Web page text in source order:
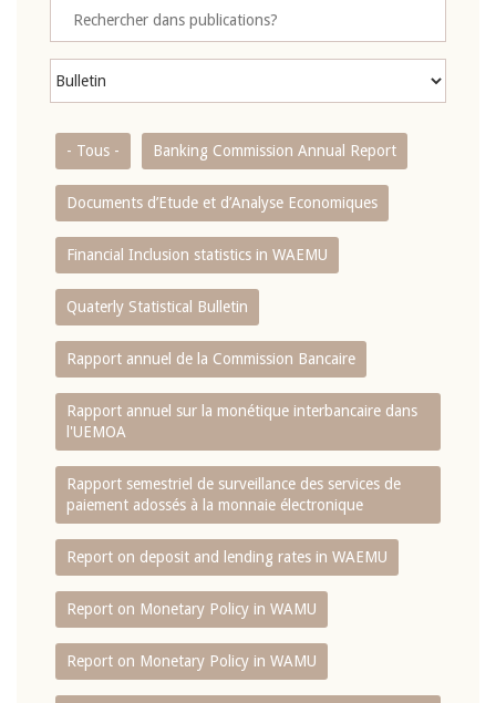
- Tous - Banking Commission Annual Report
Documents d’Etude et d’Analyse Economiques
Financial Inclusion statistics in WAEMU
Quaterly Statistical Bulletin
Rapport annuel de la Commission Bancaire
Rapport annuel sur la monétique interbancaire dans
l'UEMOA
Rapport semestriel de surveillance des services de
paiement adossés à la monnaie électronique
Report on deposit and lending rates in WAEMU
Report on Monetary Policy in WAMU
Report on Monetary Policy in WAMU